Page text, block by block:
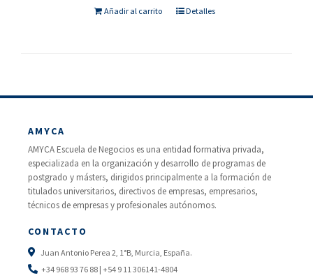
Añadir al carrito Detalles
AMYCA
AMYCA Escuela de Negocios es una entidad formativa privada,
especializada en la organización y desarrollo de programas de
postgrado y másters, dirigidos principalmente a la formación de
titulados universitarios, directivos de empresas, empresarios,
técnicos de empresas y profesionales autónomos.
CONTACTO
Juan Antonio Perea 2, 1°B, Murcia, España.
+34 968 93 76 88 | +54 9 11 306141-4804